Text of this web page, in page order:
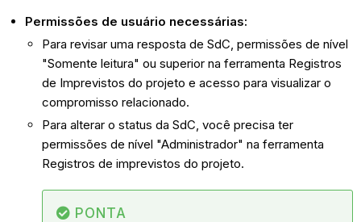
Permissões de usuário necessárias:
Para revisar uma resposta de SdC, permissões de nível
"Somente leitura" ou superior na ferramenta Registros
de Imprevistos do projeto e acesso para visualizar o
compromisso relacionado.
Para alterar o status da SdC, você precisa ter
permissões de nível "Administrador" na ferramenta
Registros de imprevistos do projeto.
PONTA